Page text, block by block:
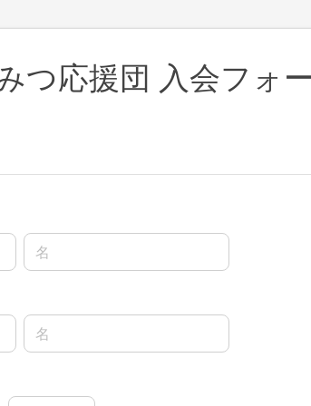
つ応援団 入会フォ
名前の名
名前の名